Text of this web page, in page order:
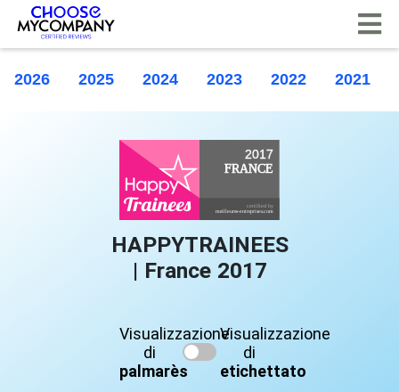
2026 2025 2024 2023 2022 2021
HAPPYTRAINEES
| France 2017
Visualizzazione
di
palmarès
Visualizzazione
di
etichettato
Pannello di gestione dei cookies